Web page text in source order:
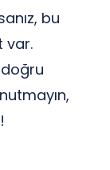
bu
var.